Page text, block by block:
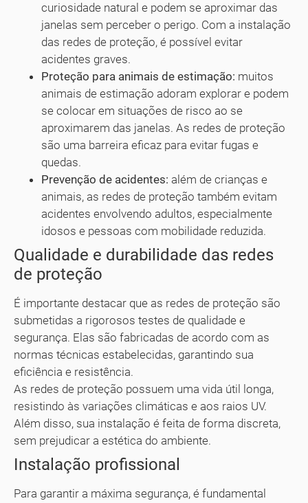
curiosidade natural e podem se aproximar das
janelas sem perceber o perigo. Com a instalação
das redes de proteção, é possível evitar
acidentes graves.
Proteção para animais de estimação: muitos
animais de estimação adoram explorar e podem
se colocar em situações de risco ao se
aproximarem das janelas. As redes de proteção
são uma barreira eficaz para evitar fugas e
quedas.
Prevenção de acidentes: além de crianças e
animais, as redes de proteção também evitam
acidentes envolvendo adultos, especialmente
idosos e pessoas com mobilidade reduzida.
Qualidade e durabilidade das redes
de proteção
É importante destacar que as redes de proteção são
submetidas a rigorosos testes de qualidade e
segurança. Elas são fabricadas de acordo com as
normas técnicas estabelecidas, garantindo sua
eficiência e resistência.
As redes de proteção possuem uma vida útil longa,
resistindo às variações climáticas e aos raios UV.
Além disso, sua instalação é feita de forma discreta,
sem prejudicar a estética do ambiente.
Instalação profissional
Para garantir a máxima segurança, é fundamental